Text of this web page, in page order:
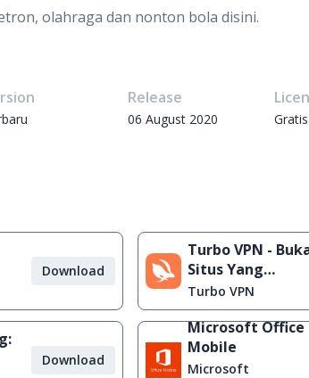
olahraga dan nonton bola disini.
Release
06 August 2020 Gratis
Download
Turbo VPN -
Situs Yang
Diblokir
Turbo VPN
Download
Microsoft Office
Mobile
Microsoft